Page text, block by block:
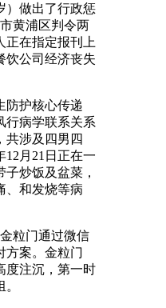
）做出了行政惩
黄浦区判令两
正在指定报刊上
饮公司经济丧失
护核心传递
行病学联系关系
共涉及四男四
12月21日正在一
炒饭及盆菜，
、和发烧等病
粒门通过微信
方案。金粒门
度注沉，第一时